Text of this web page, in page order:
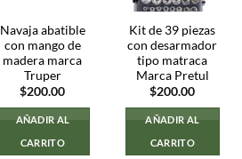
Navaja abatible
con mango de
madera marca
Truper
$200.00
AÑADIR AL
CARRITO
Kit de 39 piezas
con desarmador
tipo matraca
Marca Pretul
$200.00
AÑADIR AL
CARRITO